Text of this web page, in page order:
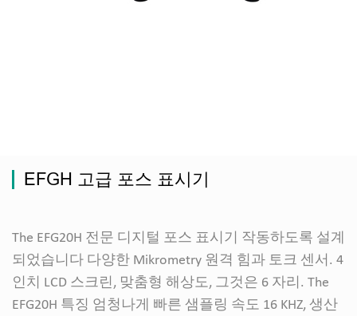
EFGH 고급 포스 표시기
The EFG20H 전문 디지털 포스 표시기 작동하도록 설계
되었습니다 다양한 Mikrometry 원격 힘과 토크 센서. 4
인치 LCD 스크린, 맞춤형 해상도, 그것은 6 자리. The
EFG20H 특징 엄청나게 빠른 샘플링 속도 16 KHZ, 생산